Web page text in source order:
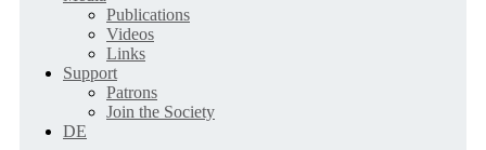
Publications
Videos
Links
Support
Patrons
Join the Society
DE